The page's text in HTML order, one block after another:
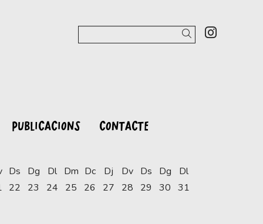
Link a
Cercar
PUBLICACIONS CONTACTE
Ds
22
Dg
23
Dl
24
Dm
25
Dc
26
Dj
27
Dv
28
Ds
29
Dg
30
Dl
31